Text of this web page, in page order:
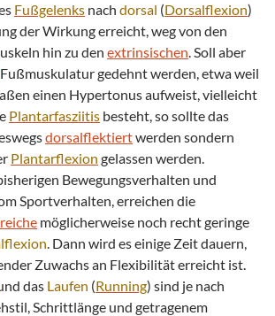
Fußgelenks nach dorsal (Dorsalflexion)
der Wirkung erreicht, weg von den
hin zu den extrinsischen. Soll aber
Fußmuskulatur gedehnt werden, etwa weil
einen Hypertonus aufweist, vielleicht
Plantarfasziitis besteht, so sollte das
dorsalflektiertwerden sondern
Plantarflexion gelassen werden.
Bewegungsverhalten und
Sportverhalten, erreichen die
möglicherweise noch recht geringe
. Dann wird es einige Zeit dauern,
Zuwachs an Flexibilität erreicht ist.
das Laufen (Running) sind je nach
Schrittlänge und getragenem